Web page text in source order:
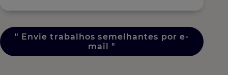
" Envie trabalhos semelhantes por e-
mail "